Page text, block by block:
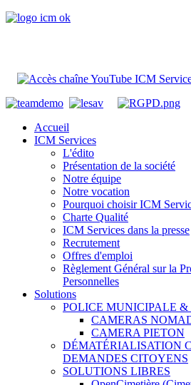
Accueil
ICM Services
L'édito
Présentation de la société
Notre équipe
Notre vocation
Pourquoi choisir ICM
Charte Qualité
ICM Services dans la presse
Recrutement
Offres d'emploi
Règlement Général sur la
Personnelles
Solutions
POLICE MUNICIPALE &
CAMERAS
CAMERA PIETON
DÉMATÉRIALISATION
DEMANDES CITOYENS
SOLUTIONS LIBRES